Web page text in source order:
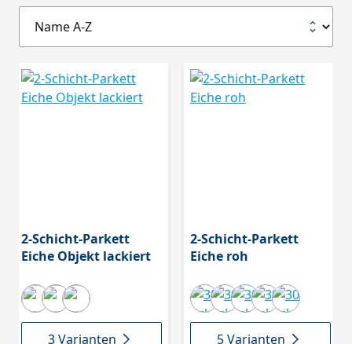
2-Schicht-Parkett
Eiche Objekt lackiert
3 Varianten
2-Schicht-Parkett
Eiche roh
5 Varianten